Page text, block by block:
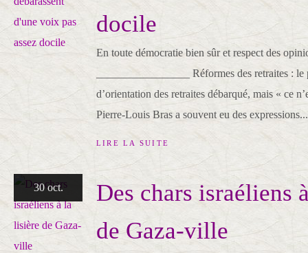
docile
En toute démocratie bien sûr et respect des
_________________ Réformes des retraites :
d’orientation des retraites débarqué, mais « ce
Pierre-Louis Bras a souvent eu des expressions...
LIRE LA SUITE
30 oct.
Des chars israéliens
de Gaza-ville